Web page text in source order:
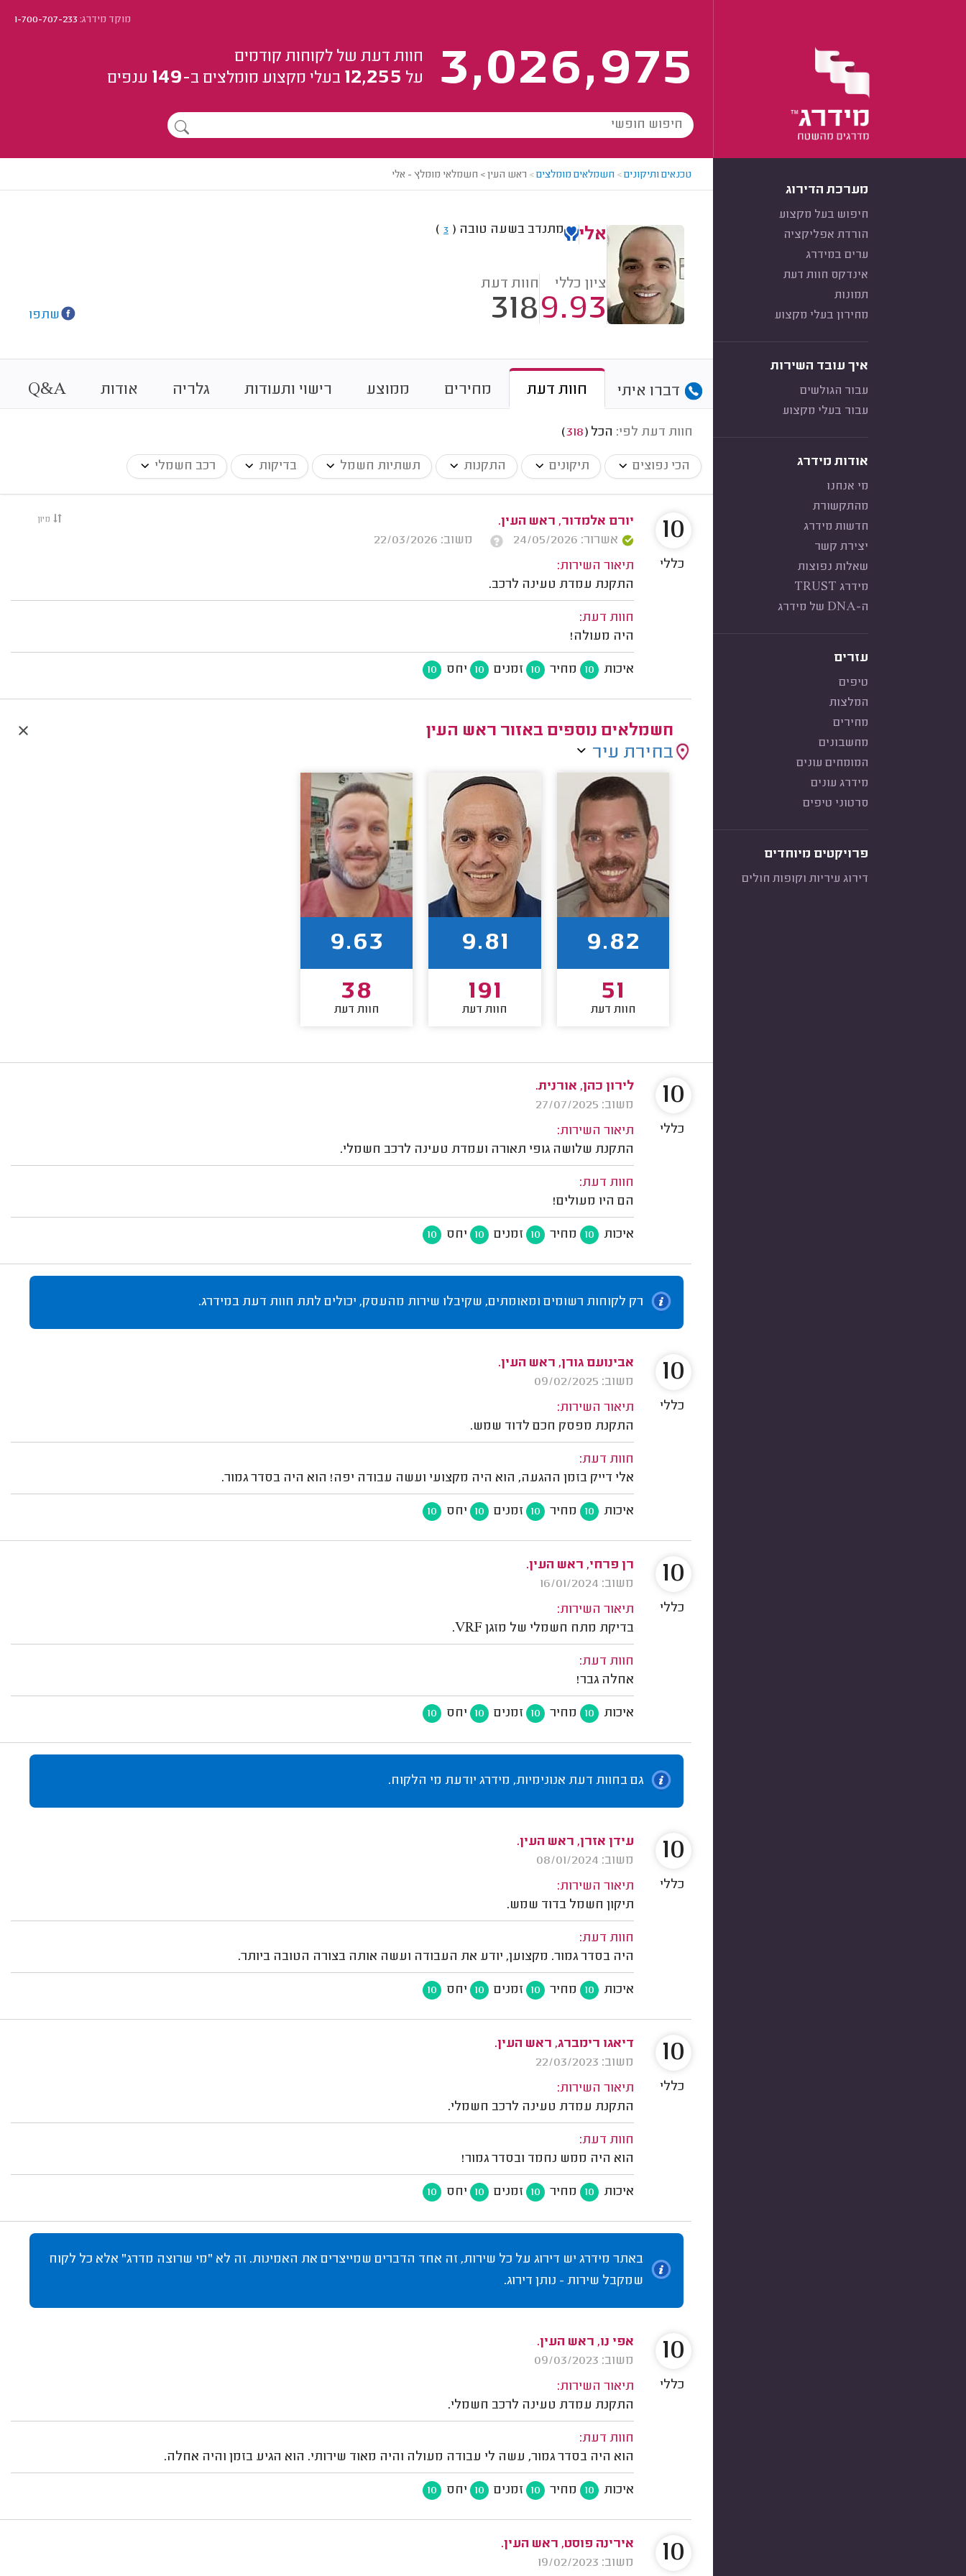
מוקד מידרג:1-700-707-233
3,026,975
חוות דעת של לקוחות קודמים
על 12,255 בעלי מקצוע מומלצים ב-149 ענפים
מערכת הדירוג
חיפוש בעל מקצוע
הורדת אפליקציה
ערים במידרג
אינדקס חוות דעת
תמונות
מחירון בעלי מקצוע
איך עובד השירות
עבור הגולשים
עבור בעלי מקצוע
אודות מידרג
מי אנחנו
מהתקשורת
חדשות מידרג
יצירת קשר
שאלות נפוצות
מידרג TRUST
ה-DNA של מידרג
עזרים
טיפים
המלצות
מחירים
מחשבונים
המומחים עונים
מידרג עונים
סרטוני טיפים
פרויקטים מיוחדים
דירוג עיריות וקופות חולים
טכנאים ותיקונים> חשמלאים מומלצים> ראש העין > חשמלאי מומלץ - אלי
אלי מתנדב בשעה טובה (
3
)
ציון כללי
9.93
חוות דעת
318 שתפו
דברו איתי חוות דעת מחירים ממוצע רישוי ותעודות גלריה אודות Q&A
חוות דעת לפי: הכל (
318
)
הכי נפוצים תיקונים התקנות תשתיות חשמל בדיקות רכב חשמלי
מיון
יורם אלמדור, ראש העין.
אשרור: 24/05/2026
משוב: 22/03/2026
תיאור השירות:
התקנת עמדת טעינה לרכב.
חוות דעת:
היה מעולה!
איכות 10 מחיר 10 זמנים 10 יחס 10
10
כללי
חשמלאים נוספים באזור ראש העין
בחירת עיר
9.82
51
חוות דעת
9.81
191
חוות דעת
9.63
38
חוות דעת
לירון כהן, אורנית.
משוב: 27/07/2025
תיאור השירות:
התקנת שלושה גופי תאורה ועמדת טעינה לרכב חשמלי.
חוות דעת:
הם היו מעולים!
איכות 10 מחיר 10 זמנים 10 יחס 10
10
כללי
רק לקוחות רשומים ומאומתים, שקיבלו שירות מהעסק, יכולים לתת חוות דעת במידרג.
אבינועם גורן, ראש העין.
משוב: 09/02/2025
תיאור השירות:
התקנת מפסק חכם לדוד שמש.
חוות דעת:
אלי דייק בזמן ההגעה, הוא היה מקצועי ועשה עבודה יפה! הוא היה בסדר גמור.
איכות 10 מחיר 10 זמנים 10 יחס 10
10
כללי
רן פרחי, ראש העין.
משוב: 16/01/2024
תיאור השירות:
בדיקת מתח חשמלי של מזגן VRF.
חוות דעת:
אחלה גבר!
איכות 10 מחיר 10 זמנים 10 יחס 10
10
כללי
גם בחוות דעת אנונימיות, מידרג יודעת מי הלקוח.
עידן אזרן, ראש העין.
משוב: 08/01/2024
תיאור השירות:
תיקון חשמל בדוד שמש.
חוות דעת:
היה בסדר גמור. מקצוען, יודע את העבודה ועשה אותה בצורה הטובה ביותר.
איכות 10 מחיר 10 זמנים 10 יחס 10
10
כללי
דיאגו רימברג, ראש העין.
משוב: 22/03/2023
תיאור השירות:
התקנת עמדת טעינה לרכב חשמלי.
חוות דעת:
הוא היה ממש נחמד ובסדר גמור!
איכות 10 מחיר 10 זמנים 10 יחס 10
10
כללי
באתר מידרג יש דירוג על כל שירות, זה אחד הדברים שמייצרים את האמינות. זה לא "מי שרוצה מדרג" אלא כל לקוח
שמקבל שירות - נותן דירוג.
אפי נו, ראש העין.
משוב: 09/03/2023
תיאור השירות:
התקנת עמדת טעינה לרכב חשמלי.
חוות דעת:
הוא היה בסדר גמור, עשה לי עבודה מעולה והיה מאוד שירותי. הוא הגיע בזמן והיה אחלה.
איכות 10 מחיר 10 זמנים 10 יחס 10
10
כללי
אירינה פוסט, ראש העין.
משוב: 19/02/2023
10